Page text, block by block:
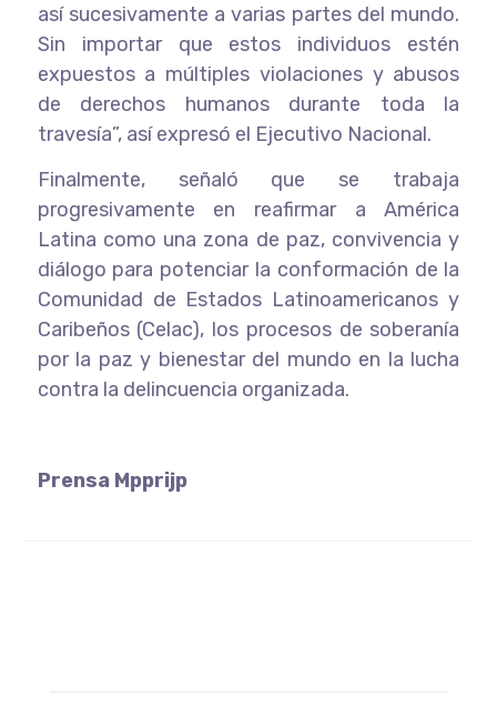
así sucesivamente a varias partes del mundo.
Sin importar que estos individuos estén
expuestos a múltiples violaciones y abusos
de derechos humanos durante toda la
travesía”, así expresó el Ejecutivo Nacional.
Finalmente, señaló que se trabaja
progresivamente en reafirmar a América
Latina como una zona de paz, convivencia y
diálogo para potenciar la conformación de la
Comunidad de Estados Latinoamericanos y
Caribeños (Celac), los procesos de soberanía
por la paz y bienestar del mundo en la lucha
contra la delincuencia organizada.
Prensa Mpprijp